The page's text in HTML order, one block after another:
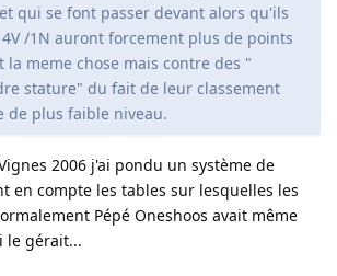
qui se font passer devant alors qu'ils
/1N auront forcement plus de points
meme chose mais contre des "
stature" du fait de leur classement
de plus faible niveau.
2006 j'ai pondu un système de
en compte les tables sur lesquelles les
Pépé Oneshoos avait même
le gérait...